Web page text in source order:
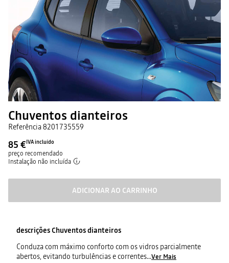
Chuventos dianteiros
Referência8201735559
85 € IVA incluído
preço recomendado
Instalação não incluída
ADICIONAR AO CARRINHO
descriçõesChuventos dianteiros
Conduza com máximo conforto com os vidros parcialmente
abertos, evitando turbulências e correntes...Ver Mais